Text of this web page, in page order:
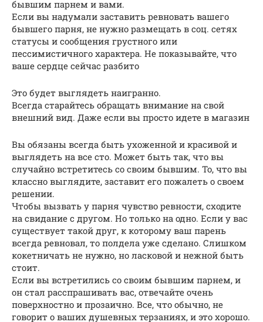
бывшим парнем и вами.
Если вы надумали заставить ревновать вашего
бывшего парня, не нужно размещать в соц. сетях
статусы и сообщения грустного или
пессимистичного характера. Не показывайте, что
ваше сердце сейчас разбито
Это будет выглядеть наигранно.
Всегда старайтесь обращать внимание на свой
внешний вид. Даже если вы просто идете в магазин
Вы обязаны всегда быть ухоженной и красивой и
выглядеть на все сто. Может быть так, что вы
случайно встретитесь со своим бывшим. То, что вы
классно выглядите, заставит его пожалеть о своем
решении.
Чтобы вызвать у парня чувство ревности, сходите
на свидание с другом. Но только на одно. Если у вас
существует такой друг, к которому ваш парень
всегда ревновал, то полдела уже сделано. Слишком
кокетничать не нужно, но ласковой и нежной быть
стоит.
Если вы встретились со своим бывшим парнем, и
он стал расспрашивать вас, отвечайте очень
поверхностно и прозаично. Все, что обычно, не
говорит о ваших душевных терзаниях, и это хорошо.